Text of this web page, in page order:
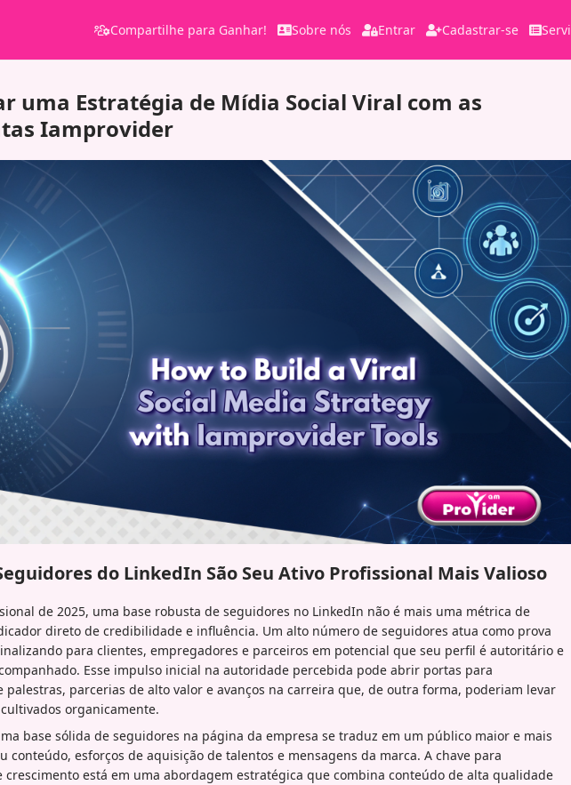
Compartilhe para Ganhar! Sobre nós Entrar Cadastrar-se
uma Estratégia de Mídia Social Viral com as
Iamprovider
do LinkedIn São Seu Ativo Profissional Mais Valioso
de 2025, uma base robusta de seguidores no LinkedIn não é mais uma métrica de
direto de credibilidade e influência. Um alto número de seguidores atua como prova
para clientes, empregadores e parceiros em potencial que seu perfil é autoritário e
Esse impulso inicial na autoridade percebida pode abrir portas para
palestras, parcerias de alto valor e avanços na carreira que, de outra forma, poderiam levar
organicamente.
base sólida de seguidores na página da empresa se traduz em um público maior e mais
conteúdo, esforços de aquisição de talentos e mensagens da marca. A chave para
crescimento está em uma abordagem estratégica que combina conteúdo de alta qualidade